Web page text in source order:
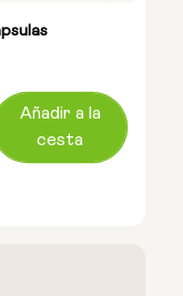
Añadir a la
cesta